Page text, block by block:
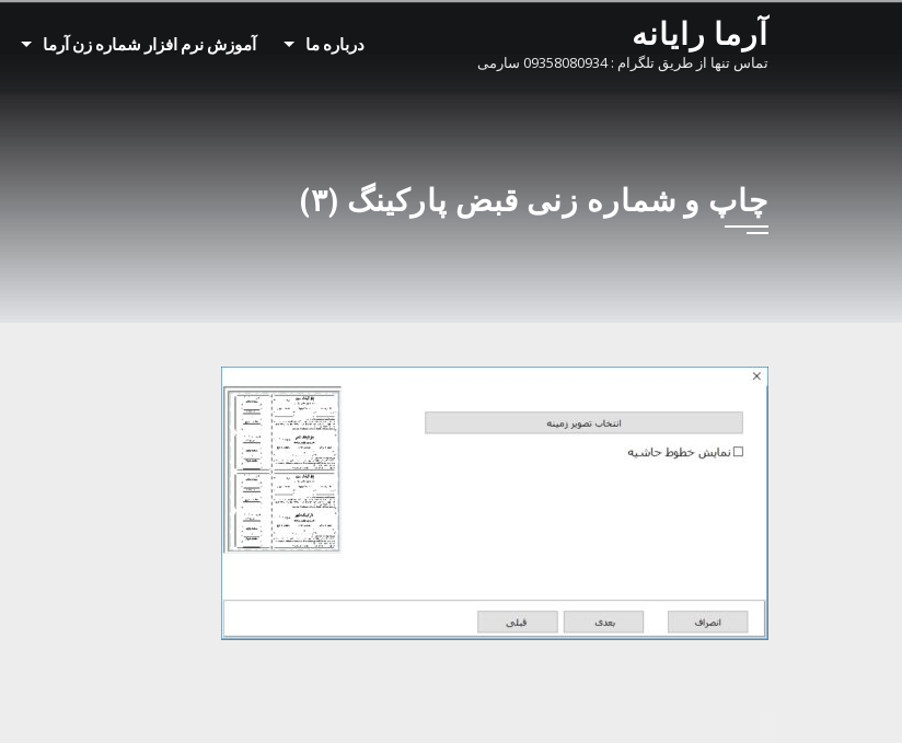
آرما رایانه
تماس تنها از طریق تلگرام : 09358080934 سارمی
درباره ما آموزش نرم افزار شماره زن آرما
چاپ و شماره زنی قبض پارکینگ (۳)